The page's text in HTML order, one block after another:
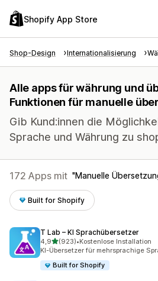
Shopify App Store
Shop-Design Internationalisierung
Alle apps für währung und
Funktionen für manuelle
Gib Kund:innen die
Sprache und Währung zu
172 Apps mit Manuelle
Built for Shopify
T Lab – KI Sprachübersetzer
4,9von 5 Sternen
(923)
923 Rezensionen insgesamt
•Kostenlose Installation
KI-Übersetzer für mehrsprachige
Built for Shopify